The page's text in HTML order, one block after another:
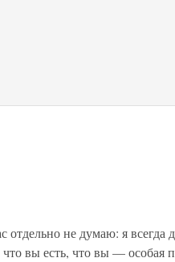
не думаю: я
вы есть, что вы — особая